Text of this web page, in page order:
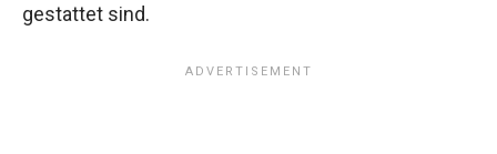
gestattet sind.